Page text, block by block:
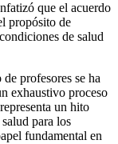
que el acuerdo
propósito de
de salud
profesores se ha
exhaustivo proceso
un hito
para los
fundamental en